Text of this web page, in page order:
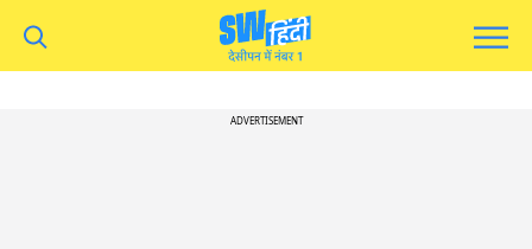
ADVERTISEMENT